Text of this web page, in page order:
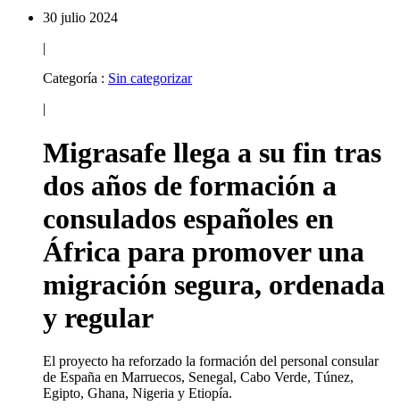
30 julio 2024
|
Categoría : Sin categorizar
|
Migrasafe llega a su fin tras
dos años de formación a
consulados españoles en
África para promover una
migración segura, ordenada
y regular
El proyecto ha reforzado la formación del personal consular
de España en Marruecos, Senegal, Cabo Verde, Túnez,
Egipto, Ghana, Nigeria y Etiopía.